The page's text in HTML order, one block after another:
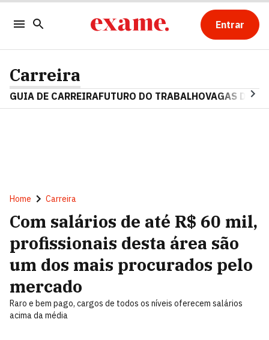
Entrar
Carreira
GUIA DE CARREIRAFUTURO DO TRABALHOVAGAS DE
Home Carreira
Com salários de até R$ 60 mil,
profissionais desta área são
um dos mais procurados pelo
mercado
Raro e bem pago, cargos de todos os níveis oferecem salários
acima da média